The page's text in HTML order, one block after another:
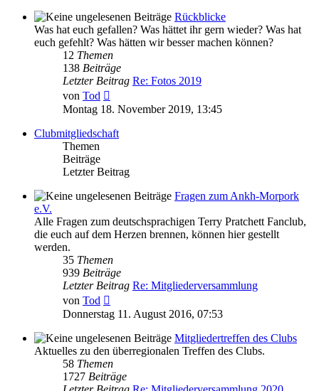
Rückblicke
Was hat euch gefallen? Was hättet ihr gern wieder? Was hat
euch gefehlt? Was hätten wir besser machen können?
12 Themen
138 Beiträge
Letzter Beitrag Re: Fotos 2019
von Tod
Beitrag
Montag 18. November 2019, 13:45
Clubmitgliedschaft
Themen
Beiträge
Letzter Beitrag
Fragen zum Ankh-Morpork
e.V.
Alle Fragen zum deutschsprachigen Terry Pratchett Fanclub,
die euch auf dem Herzen brennen, können hier gestellt
werden.
35 Themen
939 Beiträge
Letzter Beitrag Re: Mitgliederversammlung
von Tod
Beitrag
Donnerstag 11. August 2016, 07:53
Mitgliedertreffen des Clubs
Aktuelles zu den überregionalen Treffen des Clubs.
58 Themen
1727 Beiträge